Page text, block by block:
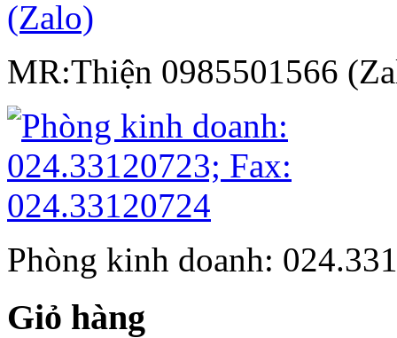
MR:Thiện 0985501566
Phòng kinh doanh:
Giỏ hàng